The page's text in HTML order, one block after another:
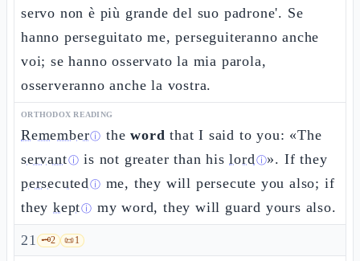
servo non è più grande del suo padrone'. Se
hanno perseguitato me, perseguiteranno anche
voi; se hanno osservato la mia parola,
osserveranno anche la vostra.
ORTHODOX READING
Rememberⓘ theword that I said to you: «The
servantⓘ is not greater than hislordⓘ». If they
persecutedⓘ me, they will persecute you also; if
they keptⓘ my word, they will guard yours also.
21 🗝️2 📜1